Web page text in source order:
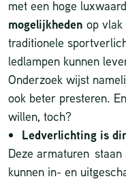
met een hoge
mogelijkheden op
traditionele
ledlampen kunnen
Onderzoek wijst
ook beter presteren.
willen, toch?
Ledverlichting is
Deze armaturen
kunnen in- en